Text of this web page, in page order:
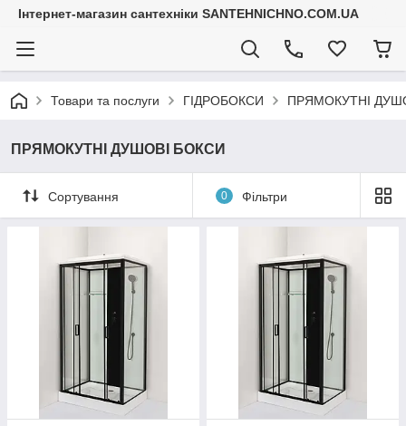
Інтернет-магазин сантехніки SANTEHNICHNO.COM.UA
Товари та послуги ГІДРОБОКСИ ПРЯМОКУТНІ
ПРЯМОКУТНІ ДУШОВІ БОКСИ
Сортування 0 Фільтри